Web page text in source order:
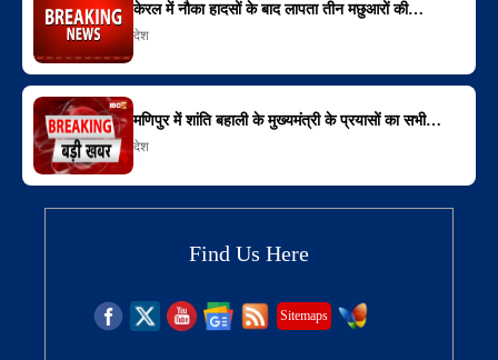
केरल में नौका हादसों के बाद लापता तीन मछुआरों की…
देश
मणिपुर में शांति बहाली के मुख्यमंत्री के प्रयासों का सभी…
देश
Find Us Here
Sitemaps